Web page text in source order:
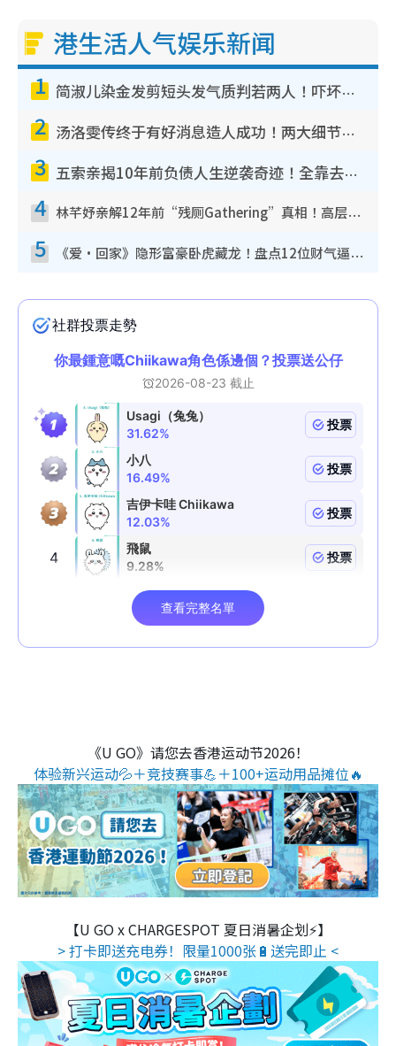
港生活人气娱乐新闻
1 简淑儿染金发剪短头发气质判若两人！吓坏老公麦大力都认不出：“你做什么？”
2 汤洛雯传终于有好消息造人成功！两大细节曝孕味极浓引猜测：大肚婆先会咁！
3 五索亲揭10年前负债人生逆袭奇迹！全靠去一地方转运后即遇上马先生
4 林芊妤亲解12年前“残厕Gathering”真相！高层解约一句话重创尊严，至今拒返TVB
5 《爱·回家》隐形富豪卧虎藏龙！盘点12位财气逼人的有钱艺人：这位美女3亿身家不愁做
《U GO》请您去香港运动节2026！
体验新兴运动💦＋竞技赛事💪＋100+运动用品摊位🔥
【U GO x CHARGESPOT 夏日消暑企划⚡】
> 打卡即送充电券！限量1000张🔋送完即止 <